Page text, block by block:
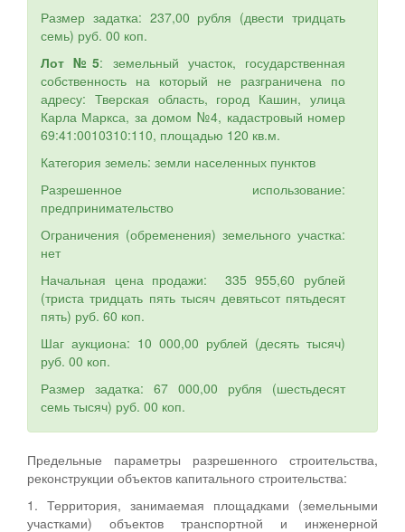
Размер задатка: 237,00 рубля (двести тридцать
семь) руб. 00 коп.
Лот №5: земельный участок, государственная
собственность на который не разграничена по
адресу: Тверская область, город Кашин, улица
Карла Маркса, за домом №4, кадастровый номер
69:41:0010310:110, площадью 120 кв.м.
Категория земель: земли населенных пунктов
Разрешенное использование:
предпринимательство
Ограничения (обременения) земельного участка:
нет
Начальная цена продажи: 335 955,60 рублей
(триста тридцать пять тысяч девятьсот пятьдесят
пять) руб. 60 коп.
Шаг аукциона: 10 000,00 рублей (десять тысяч)
руб. 00 коп.
Размер задатка: 67 000,00 рубля (шестьдесят
семь тысяч) руб. 00 коп.
Предельные параметры разрешенного строительства,
реконструкции объектов капитального строительства:
1. Территория, занимаемая площадками (земельными
участками) объектов транспортной и инженерной